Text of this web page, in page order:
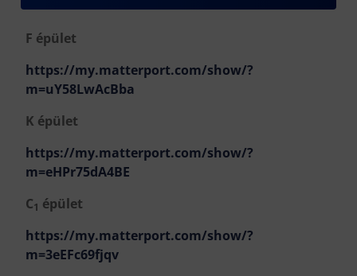
F épület
https://my.matterport.com/show/?
m=uY58LwAcBba
K épület
https://my.matterport.com/show/?
m=eHPr75dA4BE
C1 épület
https://my.matterport.com/show/?
m=3eEFc69fjqv